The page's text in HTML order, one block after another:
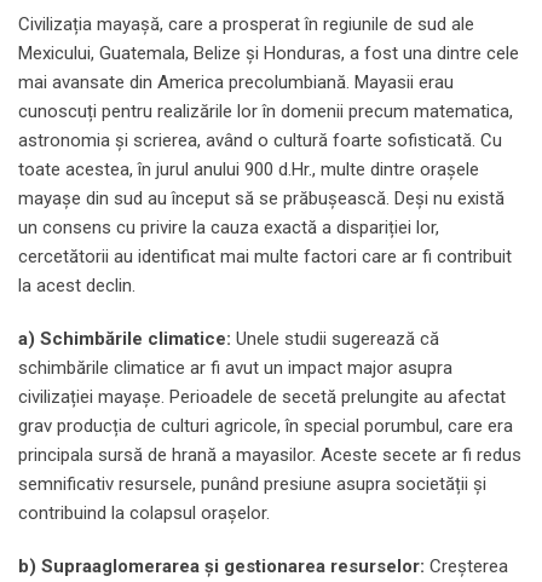
Civilizația mayașă, care a prosperat în regiunile de sud ale
Mexicului, Guatemala, Belize și Honduras, a fost una dintre cele
mai avansate din America precolumbiană. Mayasii erau
cunoscuți pentru realizările lor în domenii precum matematica,
astronomia și scrierea, având o cultură foarte sofisticată. Cu
toate acestea, în jurul anului 900 d.Hr., multe dintre orașele
mayașe din sud au început să se prăbușească. Deși nu există
un consens cu privire la cauza exactă a dispariției lor,
cercetătorii au identificat mai multe factori care ar fi contribuit
la acest declin.
a) Schimbările climatice: Unele studii sugerează că
schimbările climatice ar fi avut un impact major asupra
civilizației mayașe. Perioadele de secetă prelungite au afectat
grav producția de culturi agricole, în special porumbul, care era
principala sursă de hrană a mayasilor. Aceste secete ar fi redus
semnificativ resursele, punând presiune asupra societății și
contribuind la colapsul orașelor.
b) Supraaglomerarea și gestionarea resurselor: Creșterea